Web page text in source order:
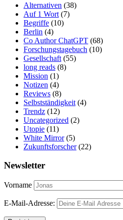
Alternativen (38)
Auf 1 Wort (7)
Begriffe (10)
Berlin (4)
Co Author ChatGPT (68)
Forschungstagebuch (10)
Gesellschaft (55)
long reads (8)
Mission (1)
Notizen (4)
Reviews (8)
Selbstständigkeit (4)
Trendz (12)
Uncategorized (2)
Utopie (11)
White Mirror(5)
Zukunftsforscher(22)
Newsletter
Vorname
E-Mail-Adresse: